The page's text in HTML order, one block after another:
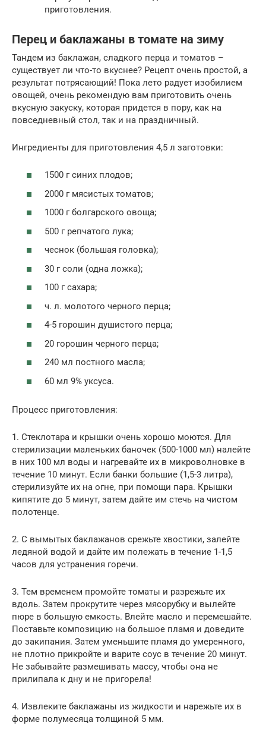
приготовления.
Перец и баклажаны в томате на зиму
Тандем из баклажан, сладкого перца и томатов –
существует ли что-то вкуснее? Рецепт очень простой, а
результат потрясающий! Пока лето радует изобилием
овощей, очень рекомендую вам приготовить очень
вкусную закуску, которая придется в пору, как на
повседневный стол, так и на праздничный.
Ингредиенты для приготовления 4,5 л заготовки:
1500 г синих плодов;
2000 г мясистых томатов;
1000 г болгарского овоща;
500 г репчатого лука;
чеснок (большая головка);
30 г соли (одна ложка);
100 г сахара;
ч. л. молотого черного перца;
4-5 горошин душистого перца;
20 горошин черного перца;
240 мл постного масла;
60 мл 9% уксуса.
Процесс приготовления:
1. Стеклотара и крышки очень хорошо моются. Для
стерилизации маленьких баночек (500-1000 мл) налейте
в них 100 мл воды и нагревайте их в микроволновке в
течение 10 минут. Если банки большие (1,5-3 литра),
стерилизуйте их на огне, при помощи пара. Крышки
кипятите до 5 минут, затем дайте им стечь на чистом
полотенце.
2. С вымытых баклажанов срежьте хвостики, залейте
ледяной водой и дайте им полежать в течение 1-1,5
часов для устранения горечи.
3. Тем временем промойте томаты и разрежьте их
вдоль. Затем прокрутите через мясорубку и вылейте
пюре в большую емкость. Влейте масло и перемешайте.
Поставьте композицию на большое пламя и доведите
до закипания. Затем уменьшите пламя до умеренного,
не плотно прикройте и варите соус в течение 20 минут.
Не забывайте размешивать массу, чтобы она не
прилипала к дну и не пригорела!
4. Извлеките баклажаны из жидкости и нарежьте их в
форме полумесяца толщиной 5 мм.